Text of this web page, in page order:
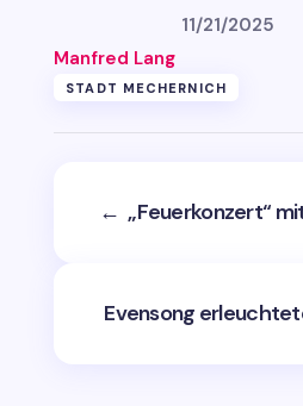
Manfred Lang
11/21/2025
STADT MECHERNICH
← „Feuerkonzert“
Evensong